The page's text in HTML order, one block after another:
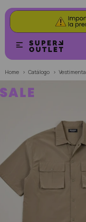

Home Catálogo Vestimenta